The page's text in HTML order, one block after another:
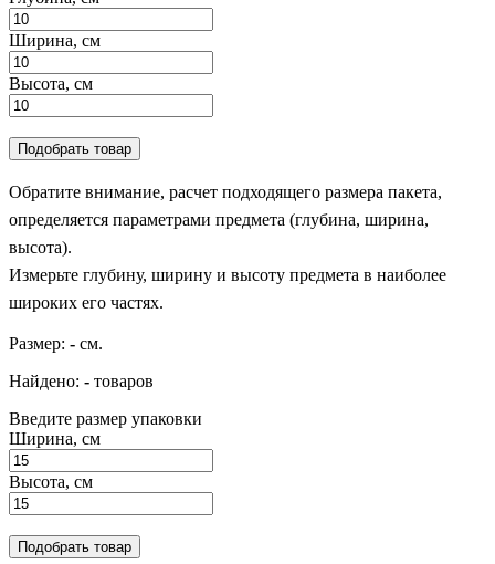
Ширина, см
Высота, см
Подобрать товар
Обратите внимание, расчет подходящего размера пакета,
определяется параметрами предмета (глубина, ширина,
высота).
Измерьте глубину, ширину и высоту предмета в наиболее
широких его частях.
Размер: - см.
Найдено: - товаров
Введите размер упаковки
Ширина, см
Высота, см
Подобрать товар